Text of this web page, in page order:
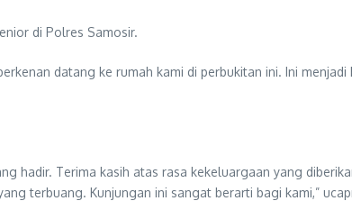
di Polres Samosir.
datang ke rumah kami di perbukitan ini. Ini
hadir. Terima kasih atas rasa kekeluargaan yang
terbuang. Kunjungan ini sangat berarti bagi kami,”